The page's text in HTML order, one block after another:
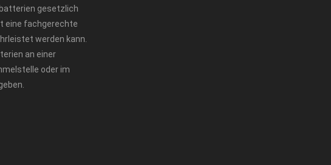
gesetzlich
eine fachgerechte
werden kann.
an einer
oder im